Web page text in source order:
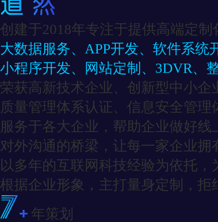
创建于2018年专注于提供高端定制
大数据服务、APP开发、软件系统
小程序开发、网站定制、3DVR、
荣获高新技术企业、创新型中小
质量管理体系认证、信息安全管
服务于各大企业，帮助企业做好线
对外沟通的桥梁，让每一家企业拥
以多年的互联网科技经验为依托
根据企业形象，主打量身定制，
年策划